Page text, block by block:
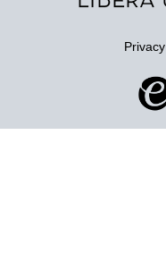
Privacy